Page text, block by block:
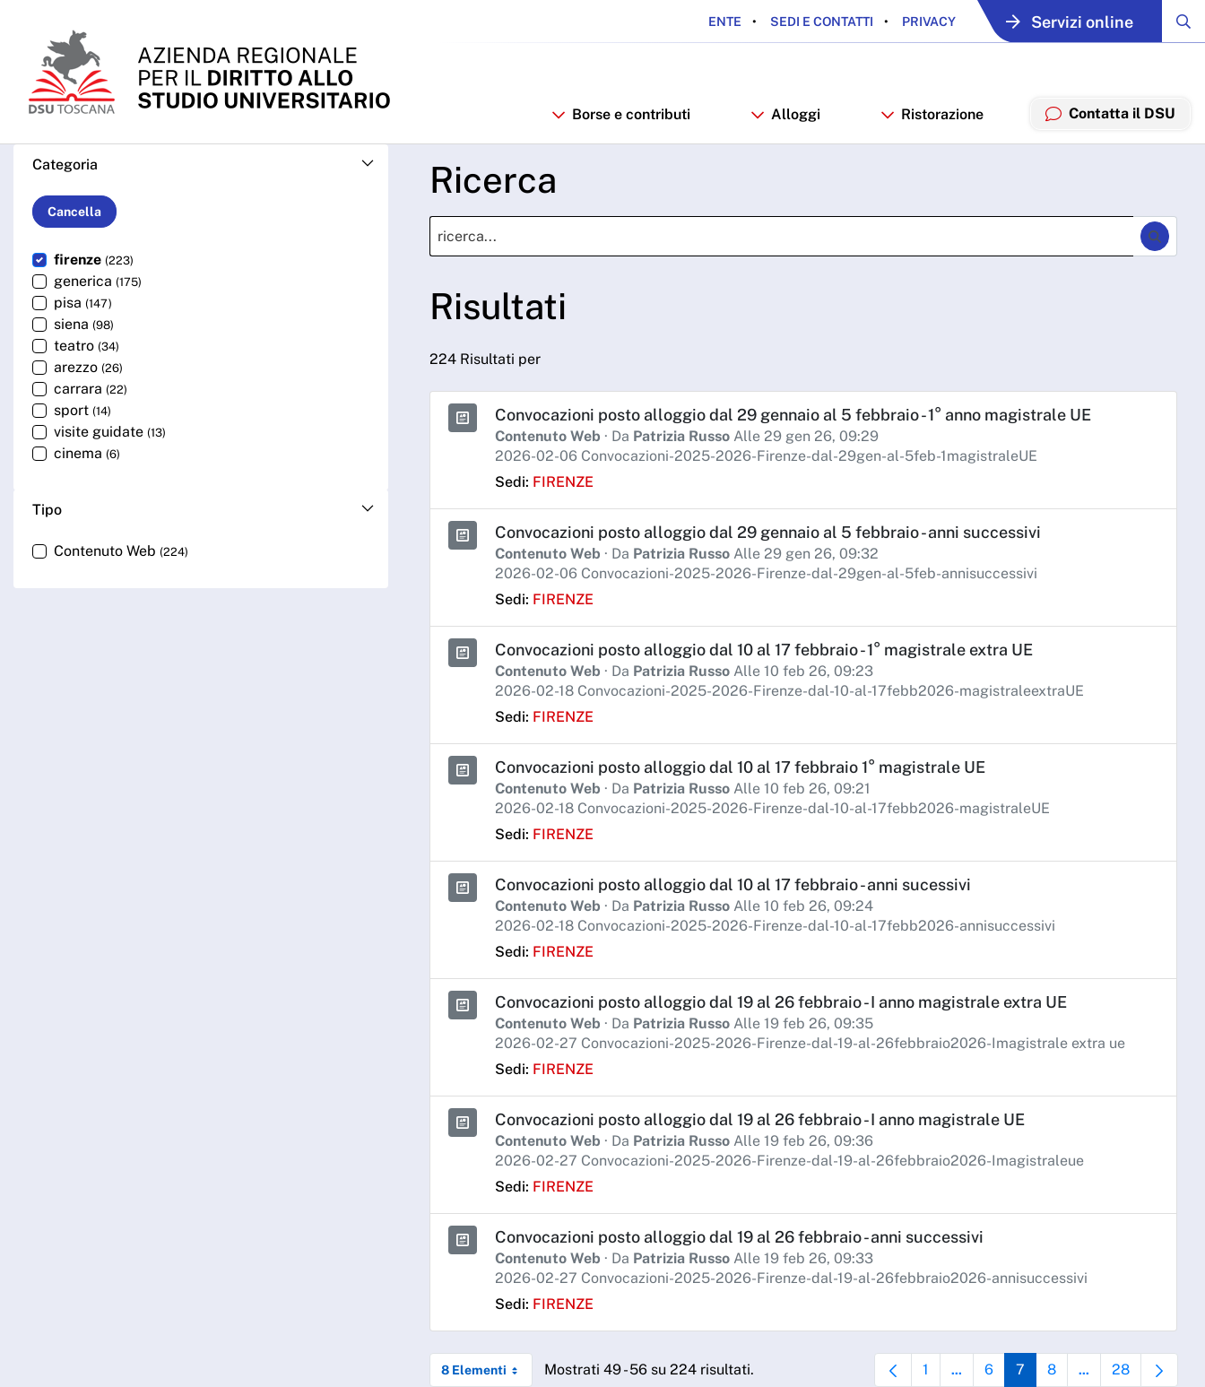
ENTE SEDI E CONTATTI PRIVACY Servizi online
Borse e contributi Alloggi Ristorazione Contatta il DSU
Cerca - ARDSU
Categoria
Cancella
firenze (223)
generica (175)
pisa (147)
siena (98)
teatro (34)
arezzo (26)
carrara (22)
sport (14)
visite guidate (13)
cinema (6)
Tipo
Contenuto Web (224)
Ricerca
Risultati
224 Risultati per
Convocazioni posto alloggio dal 29 gennaio al 5 febbraio - 1° anno magistrale UE
Contenuto Web · Da Patrizia Russo Alle 29 gen 26, 09:29
2026-02-06 Convocazioni-2025-2026-Firenze-dal-29gen-al-5feb-1magistraleUE
Sedi: FIRENZE
Convocazioni posto alloggio dal 29 gennaio al 5 febbraio - anni successivi
Contenuto Web · Da Patrizia Russo Alle 29 gen 26, 09:32
2026-02-06 Convocazioni-2025-2026-Firenze-dal-29gen-al-5feb-annisuccessivi
Sedi: FIRENZE
Convocazioni posto alloggio dal 10 al 17 febbraio - 1° magistrale extra UE
Contenuto Web · Da Patrizia Russo Alle 10 feb 26, 09:23
2026-02-18 Convocazioni-2025-2026-Firenze-dal-10-al-17febb2026-magistraleextraUE
Sedi: FIRENZE
Convocazioni posto alloggio dal 10 al 17 febbraio 1° magistrale UE
Contenuto Web · Da Patrizia Russo Alle 10 feb 26, 09:21
2026-02-18 Convocazioni-2025-2026-Firenze-dal-10-al-17febb2026-magistraleUE
Sedi: FIRENZE
Convocazioni posto alloggio dal 10 al 17 febbraio - anni sucessivi
Contenuto Web · Da Patrizia Russo Alle 10 feb 26, 09:24
2026-02-18 Convocazioni-2025-2026-Firenze-dal-10-al-17febb2026-annisuccessivi
Sedi: FIRENZE
Convocazioni posto alloggio dal 19 al 26 febbraio - I anno magistrale extra UE
Contenuto Web · Da Patrizia Russo Alle 19 feb 26, 09:35
2026-02-27 Convocazioni-2025-2026-Firenze-dal-19-al-26febbraio2026-Imagistrale extra ue
Sedi: FIRENZE
Convocazioni posto alloggio dal 19 al 26 febbraio - I anno magistrale UE
Contenuto Web · Da Patrizia Russo Alle 19 feb 26, 09:36
2026-02-27 Convocazioni-2025-2026-Firenze-dal-19-al-26febbraio2026-Imagistraleue
Sedi: FIRENZE
Convocazioni posto alloggio dal 19 al 26 febbraio - anni successivi
Contenuto Web · Da Patrizia Russo Alle 19 feb 26, 09:33
2026-02-27 Convocazioni-2025-2026-Firenze-dal-19-al-26febbraio2026-annisuccessivi
Sedi: FIRENZE
8 Elementi Mostrati 49 - 56 su 224 risultati. Pagina
1 ...Pagine intermedie Use TAB to navigate.
Pagina
6 Pagina
7 Pagina
8 ...Pagine intermedie
Pagina
28